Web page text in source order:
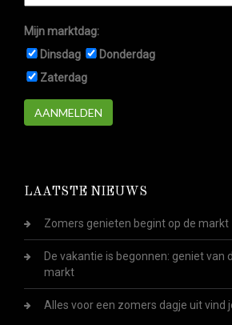
Mijn marktdag:
Dinsdag
Donderdag
Zaterdag
AANMELDEN
LAATSTE NIEUWS
Zomers genieten begint op de markt
De vakantie is begonnen: geniet van
markt
Alles voor een zomers dagje uit vind